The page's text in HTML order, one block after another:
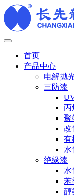
首页
产品中心
电解抛
三防漆
丙
聚
改
有
水
绝缘漆
水
苯
醇